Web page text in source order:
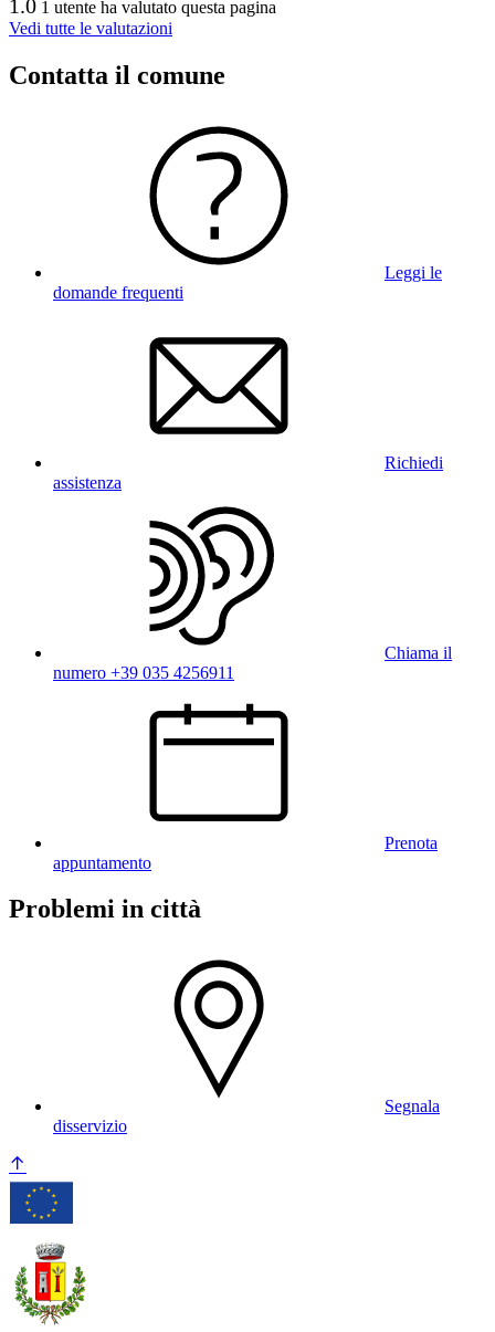
1.0 1 utente ha valutato questa pagina
Vedi tutte le valutazioni
Contatta il comune
Leggi le
domande frequenti
Richiedi
assistenza
Chiama il
numero +39 035 4256911
Prenota
appuntamento
Problemi in città
Segnala
disservizio